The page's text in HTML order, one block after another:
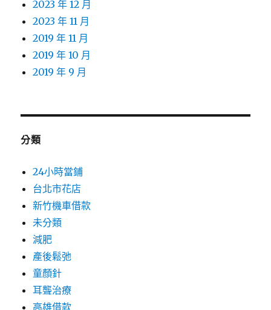
2023 年 12 月
2023 年 11 月
2019 年 11 月
2019 年 10 月
2019 年 9 月
分類
24小時當鋪
台北市花店
新竹機車借款
未分類
減肥
產後鬆弛
童顏針
耳聾治療
高雄借款